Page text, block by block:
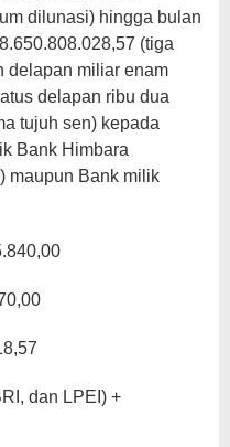
dilunasi) hingga bulan
(tiga
delapan miliar enam
delapan ribu dua
tujuh sen) kepada
Bank Himbara
maupun Bank milik
dan LPEI) +